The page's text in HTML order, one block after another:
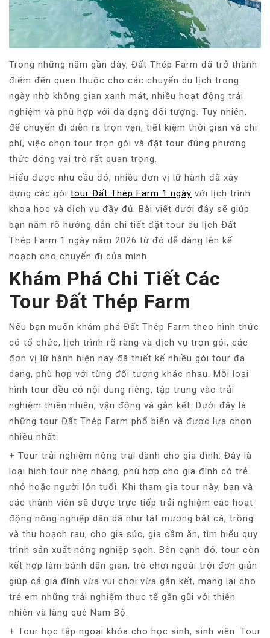
Trong những năm gần đây, Đất Thép Farm đã trở thành
điểm đến quen thuộc cho các chuyến du lịch trong
ngày nhờ không gian xanh mát, nhiều hoạt động trải
nghiệm và phù hợp với đa dạng đối tượng. Tuy nhiên,
để chuyến đi diễn ra trọn vẹn, tiết kiệm thời gian và chi
phí, việc chọn tour trọn gói và đặt tour đúng phương
thức đóng vai trò rất quan trọng.
Hiểu được nhu cầu đó, nhiều đơn vị lữ hành đã xây
dựng các gói tour Đất Thép Farm 1 ngày với lịch trình
khoa học và dịch vụ đầy đủ. Bài viết dưới đây sẽ giúp
bạn nắm rõ hướng dẫn chi tiết đặt tour du lịch Đất
Thép Farm 1 ngày năm 2026 từ đó dễ dàng lên kế
hoạch cho chuyến đi của mình.
Khám Phá Chi Tiết Các
Tour Đất Thép Farm
Nếu bạn muốn khám phá Đất Thép Farm theo hình thức
có tổ chức, lịch trình rõ ràng và dịch vụ trọn gói, các
đơn vị lữ hành hiện nay đã thiết kế nhiều gói tour đa
dạng, phù hợp với từng đối tượng khác nhau. Mỗi loại
hình tour đều có nội dung riêng, tập trung vào trải
nghiệm thiên nhiên, vận động và gắn kết. Dưới đây là
những tour Đất Thép Farm phổ biến và được lựa chọn
nhiều nhất:
+ Tour trải nghiệm nông trại dành cho gia đình: Đây là
loại hình tour nhẹ nhàng, phù hợp cho gia đình có trẻ
nhỏ hoặc người lớn tuổi. Khi tham gia tour này, bạn và
các thành viên sẽ được trực tiếp trải nghiệm các hoạt
động nông nghiệp dân dã như tát mương bắt cá, trồng
và thu hoạch rau, cho gia súc, gia cầm ăn, tìm hiểu quy
trình sản xuất nông nghiệp sạch. Bên cạnh đó, tour còn
kết hợp làm bánh dân gian, trò chơi ngoài trời đơn giản
giúp cả gia đình vừa vui chơi vừa gắn kết, mang lại cho
trẻ em những trải nghiệm thực tế gần gũi với thiên
nhiên và làng quê Nam Bộ.
+ Tour học tập ngoại khóa cho học sinh, sinh viên: Tour